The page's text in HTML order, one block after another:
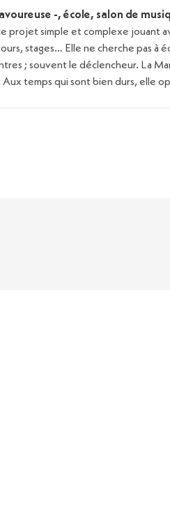
-, école, salon de
projet simple et complexe jouant
stages… Elle ne cherche pas à
; souvent le déclencheur. La
temps qui sont bien durs, elle